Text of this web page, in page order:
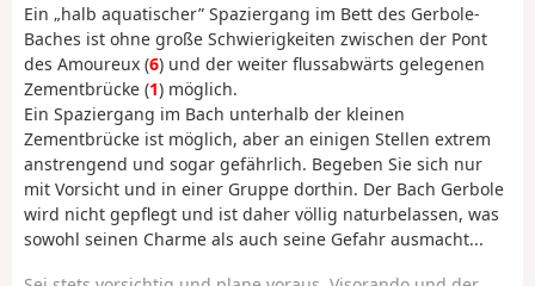
Ein „halb aquatischer” Spaziergang im Bett des Gerbole-
Baches ist ohne große Schwierigkeiten zwischen der Pont
des Amoureux (6) und der weiter flussabwärts gelegenen
Zementbrücke (1) möglich.
Ein Spaziergang im Bach unterhalb der kleinen
Zementbrücke ist möglich, aber an einigen Stellen extrem
anstrengend und sogar gefährlich. Begeben Sie sich nur
mit Vorsicht und in einer Gruppe dorthin. Der Bach Gerbole
wird nicht gepflegt und ist daher völlig naturbelassen, was
sowohl seinen Charme als auch seine Gefahr ausmacht...